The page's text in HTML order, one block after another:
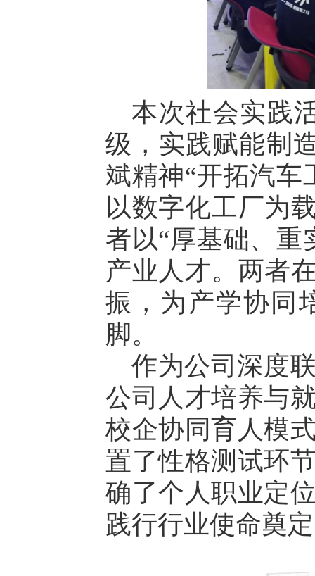
本次社会实践
级，实践赋能制
斌精神“开拓汽车
以数字化工厂为
者以“厚基础、重
产业人才。两者
振，为产学协同
脚。
作为公司深度
公司人才培养与
校企协同育人模
置了性格测试环
确了个人职业定
践行行业使命奠